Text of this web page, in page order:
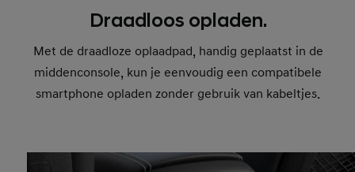
Draadloos opladen.
Met de draadloze oplaadpad, handig geplaatst in de
middenconsole, kun je eenvoudig een compatibele
smartphone opladen zonder gebruik van kabeltjes.